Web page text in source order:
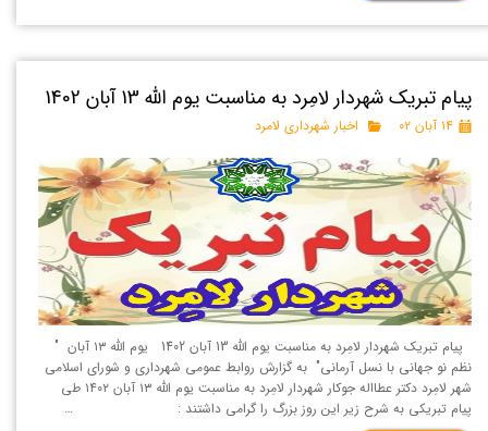
پیام تبریک شهردار لامِرد به مناسبت یوم الله 13 آبان 1402
۱۴ آبان ۰۲ اخبار شهرداری لامرد
پیام تبریک شهردار لامِرد به مناسبت یوم الله 13 آبان 1402 یوم الله ١٣ آبان "
نظم نو جهانی با نسل آرمانی" به گزارش روابط عمومی شهرداری و شورای اسلامی
شهر لامِرد دکتر عطااله جوکار شهردار لامِرد به مناسبت یوم الله ١٣ آبان ۱۴۰۲ طی
پیام تبریکی به شرح زیر این روز بزرگ را گرامی داشتند : …